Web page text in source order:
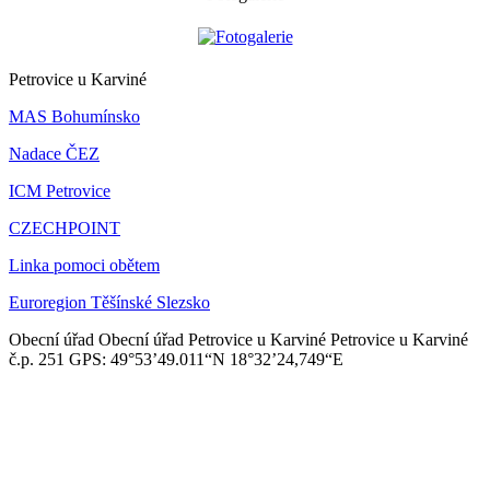
Petrovice u Karviné
MAS Bohumínsko
Nadace ČEZ
ICM Petrovice
CZECHPOINT
Linka pomoci obětem
Euroregion Těšínské Slezsko
Obecní úřad Obecní úřad Petrovice u Karviné Petrovice u Karviné
č.p. 251 GPS: 49°53’49.011“N 18°32’24,749“E